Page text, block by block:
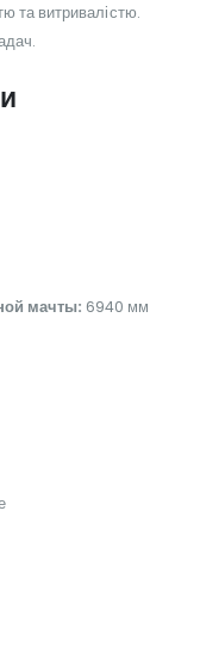
та витривалістю.
мачты: 6940 мм